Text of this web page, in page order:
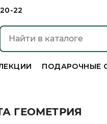
22
ПОДАРОЧНЫЕ
ГЕОМЕТРИЯ